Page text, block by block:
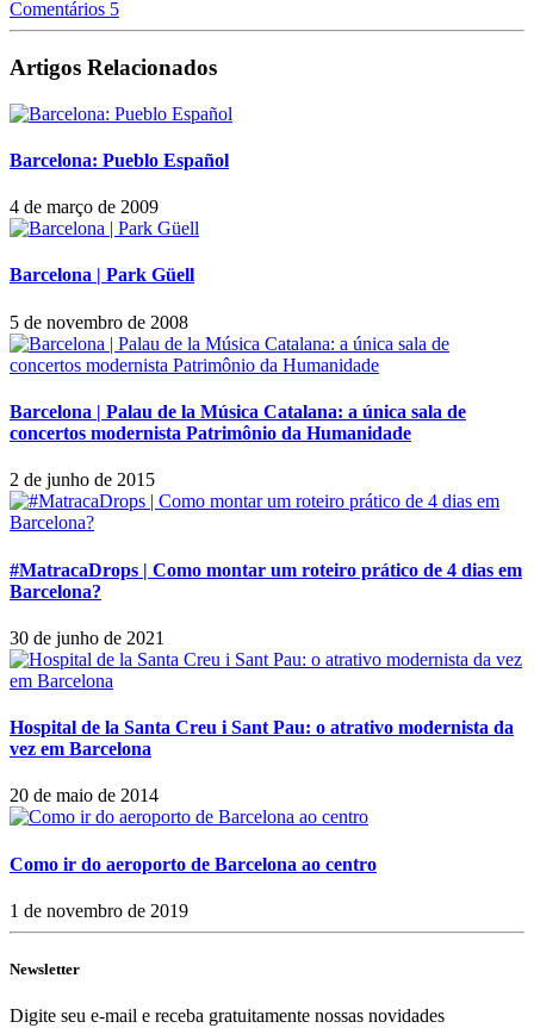
Comentários 5
Artigos Relacionados
Barcelona: Pueblo Español
4 de março de 2009
Barcelona | Park Güell
5 de novembro de 2008
Barcelona | Palau de la Música Catalana: a única sala de
concertos modernista Patrimônio da Humanidade
2 de junho de 2015
#MatracaDrops | Como montar um roteiro prático de 4 dias em
Barcelona?
30 de junho de 2021
Hospital de la Santa Creu i Sant Pau: o atrativo modernista da
vez em Barcelona
20 de maio de 2014
Como ir do aeroporto de Barcelona ao centro
1 de novembro de 2019
Newsletter
Digite seu e-mail e receba gratuitamente nossas novidades